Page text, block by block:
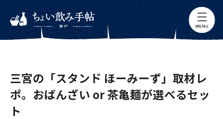
三宮の「スタンド ほーみーず」取材レ
ポ。おばんざい or 茶亀麺が選べるセッ
ト